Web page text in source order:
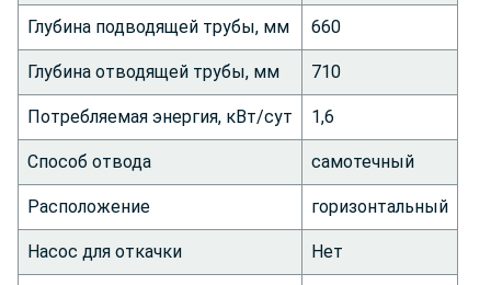
Глубина подводящей трубы, мм 660
Глубина отводящей трубы, мм 710
Потребляемая энергия, кВт/сут 1,6
Способ отвода самотечный
Расположение горизонтальный
Насос для откачки Нет